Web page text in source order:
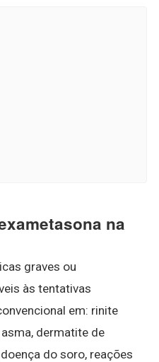
na
graves ou
às tentativas
em: rinite
dermatite de
do soro, reações